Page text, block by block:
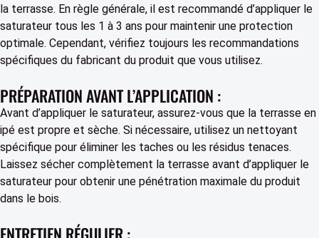
la terrasse. En règle générale, il est recommandé d’appliquer le
saturateur tous les 1 à 3 ans pour maintenir une protection
optimale. Cependant, vérifiez toujours les recommandations
spécifiques du fabricant du produit que vous utilisez.
PRÉPARATION AVANT L’APPLICATION :
Avant d’appliquer le saturateur, assurez-vous que la terrasse en
ipé est propre et sèche. Si nécessaire, utilisez un nettoyant
spécifique pour éliminer les taches ou les résidus tenaces.
Laissez sécher complètement la terrasse avant d’appliquer le
saturateur pour obtenir une pénétration maximale du produit
dans le bois.